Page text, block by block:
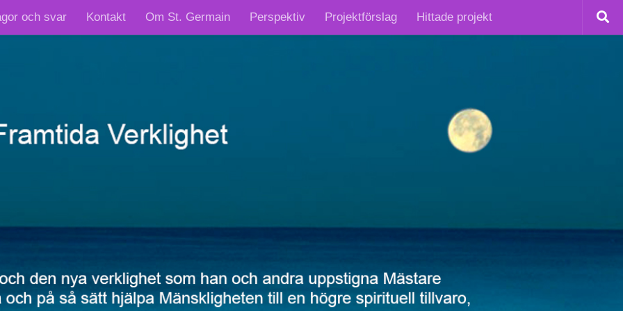
och svar Kontakt Om St. Germain Perspektiv Projektförslag Hittade projekt